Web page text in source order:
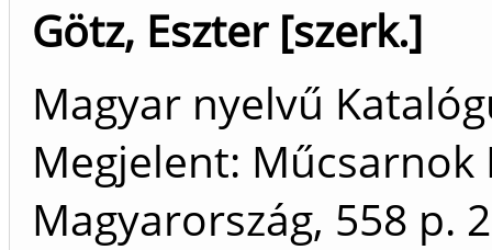
Götz, Eszter [szerk.]
Magyar nyelvű
Megjelent:
Magyarország, 558 p.